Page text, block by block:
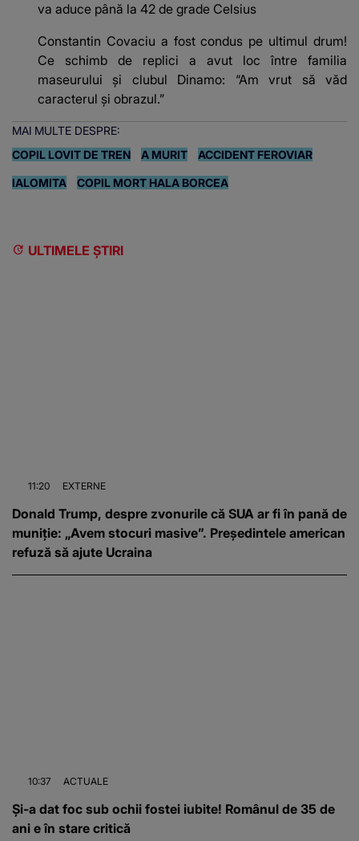
va aduce până la 42 de grade Celsius
Constantin Covaciu a fost condus pe ultimul drum!
Ce schimb de replici a avut loc între familia
maseurului și clubul Dinamo: “Am vrut să văd
caracterul și obrazul.”
MAI MULTE DESPRE:
COPIL LOVIT DE TREN
A MURIT ACCIDENT FEROVIAR
IALOMITA COPIL MORT HALA BORCEA
ULTIMELE ȘTIRI
11:20 EXTERNE
Donald Trump, despre zvonurile că SUA ar fi în pană de
muniție: „Avem stocuri masive”. Președintele american
refuză să ajute Ucraina
10:37 ACTUALE
Și-a dat foc sub ochii fostei iubite! Românul de 35 de
ani e în stare critică